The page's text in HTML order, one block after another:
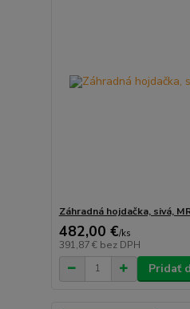
Záhradná hojdačka, sivá,
482,00 €/ks
391,87 € bez DPH
Pridať